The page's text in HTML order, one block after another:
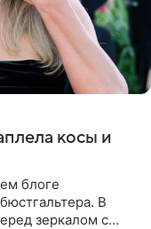
косы и
блоге
В
зеркалом с